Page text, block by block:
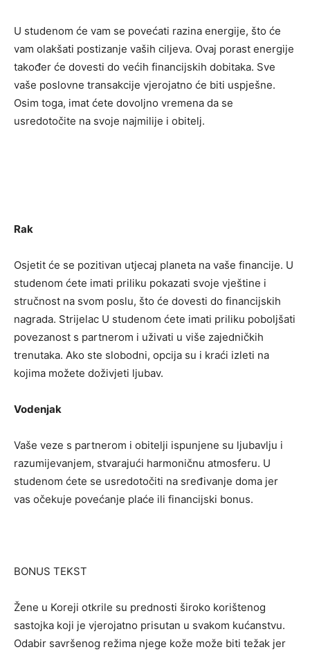
U studenom će vam se povećati razina energije, što će
vam olakšati postizanje vaših ciljeva. Ovaj porast energije
također će dovesti do većih financijskih dobitaka. Sve
vaše poslovne transakcije vjerojatno će biti uspješne.
Osim toga, imat ćete dovoljno vremena da se
usredotočite na svoje najmilije i obitelj.
Rak
Osjetit će se pozitivan utjecaj planeta na vaše financije. U
studenom ćete imati priliku pokazati svoje vještine i
stručnost na svom poslu, što će dovesti do financijskih
nagrada. Strijelac U studenom ćete imati priliku poboljšati
povezanost s partnerom i uživati ​​u više zajedničkih
trenutaka. Ako ste slobodni, opcija su i kraći izleti na
kojima možete doživjeti ljubav.
Vodenjak
Vaše veze s partnerom i obitelji ispunjene su ljubavlju i
razumijevanjem, stvarajući harmoničnu atmosferu. U
studenom ćete se usredotočiti na sređivanje doma jer
vas očekuje povećanje plaće ili financijski bonus.
BONUS TEKST
Žene u Koreji otkrile su prednosti široko korištenog
sastojka koji je vjerojatno prisutan u svakom kućanstvu.
Odabir savršenog režima njege kože može biti težak jer